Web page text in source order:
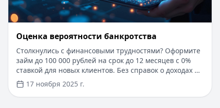
Оценка вероятности банкротства
Столкнулись с финансовыми трудностями? Оформите
займ до 100 000 рублей на срок до 12 месяцев с 0%
ставкой для новых клиентов. Без справок о доходах и
документов — решение за 5 минут. Получите деньги
быстро и прозрачно через проверенные сервисы.
17 ноября 2025 г.